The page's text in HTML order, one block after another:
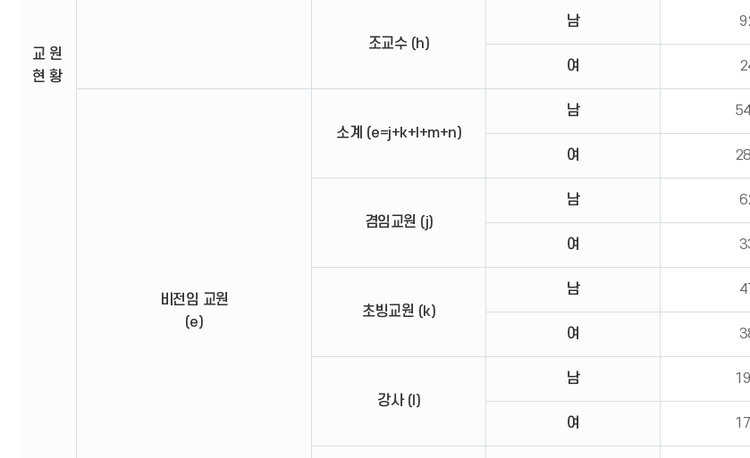
교 원
현 황
조교수 (h)
남
여
비전임 교원
(e)
소계 (e=j+k+l+m+n)
남
여
겸임교원 (j)
남
여
초빙교원 (k)
남
여
강사 (l)
남
여